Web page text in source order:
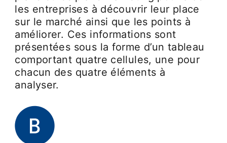
les entreprises à découvrir leur place
sur le marché ainsi que les points à
améliorer. Ces informations sont
présentées sous la forme d’un tableau
comportant quatre cellules, une pour
chacun des quatre éléments à
analyser.